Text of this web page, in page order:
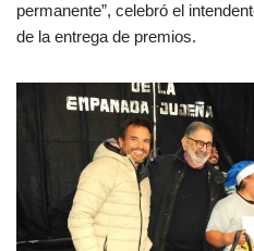
permanente”, celebró el
de la entrega de premios.